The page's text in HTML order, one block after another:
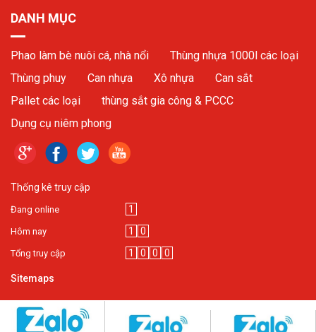
DANH MỤC
Phao làm bè nuôi cá, nhà nổi
Thùng nhựa 1000l các loại
Thùng phuy
Can nhựa Xô nhựa
Can sắt
Pallet các loại
thùng sắt gia công & PCCC
Dụng cụ niêm phong
Thống kê truy cập
Đang online 1
Hôm nay 1 0
Tổng truy cập 1 0 0 0
Sitemaps